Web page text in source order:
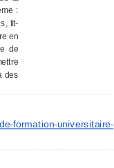
:
lit-
en
de
des
de-formation-universitaire-